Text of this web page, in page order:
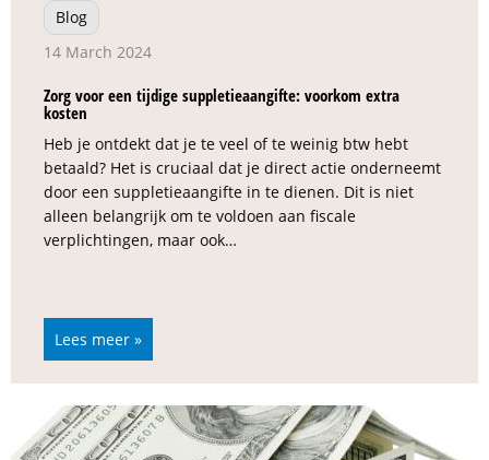
Blog
14 March 2024
Zorg voor een tijdige suppletieaangifte: voorkom extra
kosten
Heb je ontdekt dat je te veel of te weinig btw hebt
betaald? Het is cruciaal dat je direct actie onderneemt
door een suppletieaangifte in te dienen. Dit is niet
alleen belangrijk om te voldoen aan fiscale
verplichtingen, maar ook…
Lees meer »